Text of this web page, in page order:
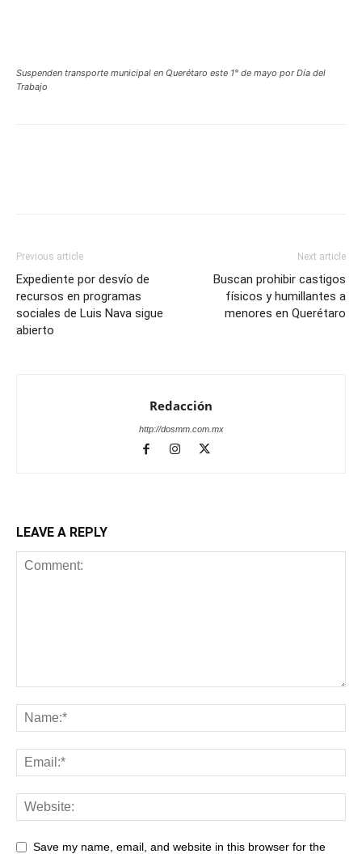
Suspenden transporte municipal en Querétaro este 1° de mayo por Día del
Trabajo
Previous article
Expediente por desvío de
recursos en programas
sociales de Luis Nava sigue
abierto
Next article
Buscan prohibir castigos
físicos y humillantes a
menores en Querétaro
Redacción
http://dosmm.com.mx
LEAVE A REPLY
Save my name, email, and website in this browser for the